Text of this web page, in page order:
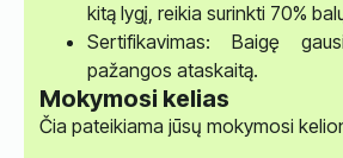
kitą lygį, reikia surinkti 70%
Sertifikavimas: Baigę
pažangos ataskaitą.
Mokymosi kelias
Čia pateikiama jūsų mokymosi